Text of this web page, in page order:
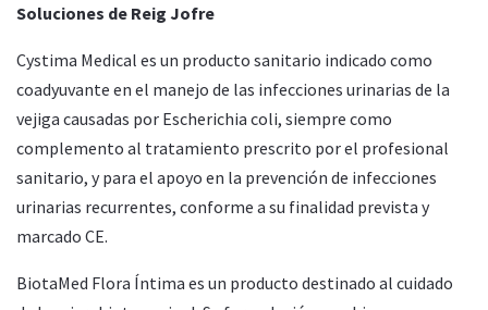
Soluciones de Reig Jofre
Cystima Medical es un producto sanitario indicado como
coadyuvante en el manejo de las infecciones urinarias de la
vejiga causadas por Escherichia coli, siempre como
complemento al tratamiento prescrito por el profesional
sanitario, y para el apoyo en la prevención de infecciones
urinarias recurrentes, conforme a su finalidad prevista y
marcado CE.
BiotaMed Flora Íntima es un producto destinado al cuidado